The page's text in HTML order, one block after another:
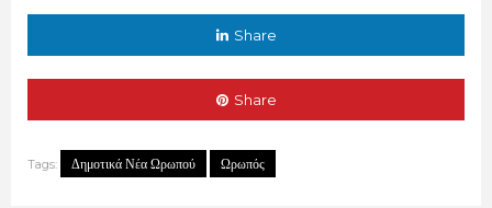
Share
Share
Tags: Δημοτικά Νέα Ωρωπού Ωρωπός